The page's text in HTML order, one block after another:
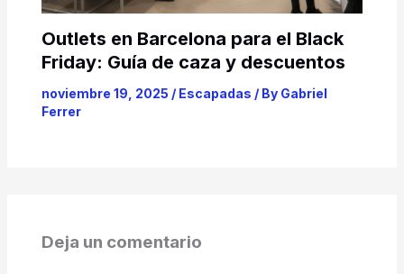
Outlets en Barcelona para el Black
Friday: Guía de caza y descuentos
noviembre 19, 2025 / Escapadas / By Gabriel
Ferrer
Deja un comentario